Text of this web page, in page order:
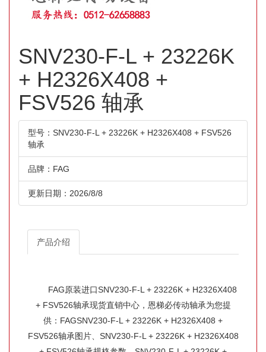
SNV230-F-L + 23226K
+ H2326X408 +
FSV526 轴承
型号：SNV230-F-L + 23226K + H2326X408 + FSV526
轴承
品牌：FAG
更新日期：2026/8/8
产品介绍
FAG原装进口SNV230-F-L + 23226K + H2326X408
+ FSV526轴承现货直销中心，恩梯必传动轴承为您提
供：FAGSNV230-F-L + 23226K + H2326X408 +
FSV526轴承图片、SNV230-F-L + 23226K + H2326X408